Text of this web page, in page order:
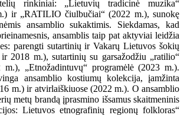
rinkiniai: „Lietuvių tradicinė muzika“
ir „RATILIO čiulbučiai“ (2022 m.), sunokę
ansamblio sukaktimis. Siekdamas, kad
ansamblis taip pat aktyviai leidžia
parengti sutartinių ir Vakarų Lietuvos šokių
2018 m.), sutartinių su garsažodžiu „ratilio“
„Etnožadintuvų“ programėlė (2023 m.).
ansamblio kostiumų kolekcija, įamžinta
m.) ir atvirlaiškiuose (2022 m.). O ansamblio
metų brandą įprasmino išsamus skaitmeninis
Lietuvos etnografinių regionų folkloras“